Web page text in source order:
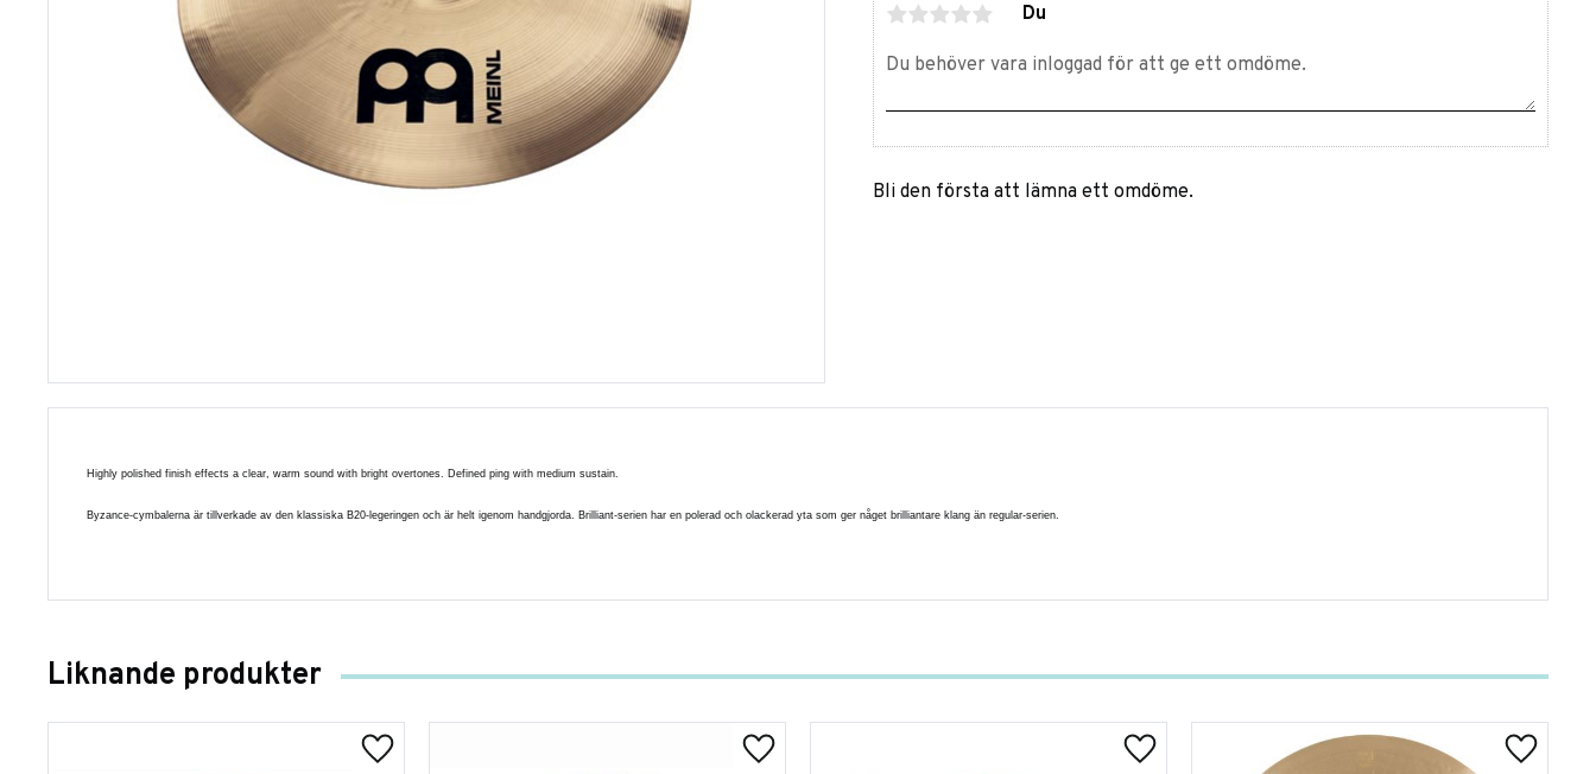
Du
Bli den första att lämna ett omdöme.
Highly polished finish effects a clear, warm sound with bright overtones. Defined ping with medium sustain.
Byzance-cymbalerna är tillverkade av den klassiska B20-legeringen och är helt igenom handgjorda. Brilliant-serien har en polerad och olackerad yta som ger någet brilliantare klang än regular-serien.
Liknande produkter